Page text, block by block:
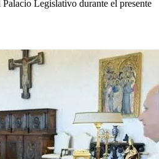
Legislativo durante el presente